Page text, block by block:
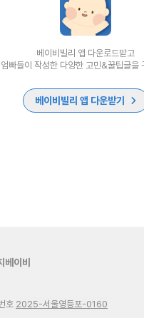
베이비빌리 앱 다운로드받고
빠들이 작성한 다양한 고민&꿀팁글을
베이비빌리 앱 다운받기
베이비
호 2025-서울영등포-0160